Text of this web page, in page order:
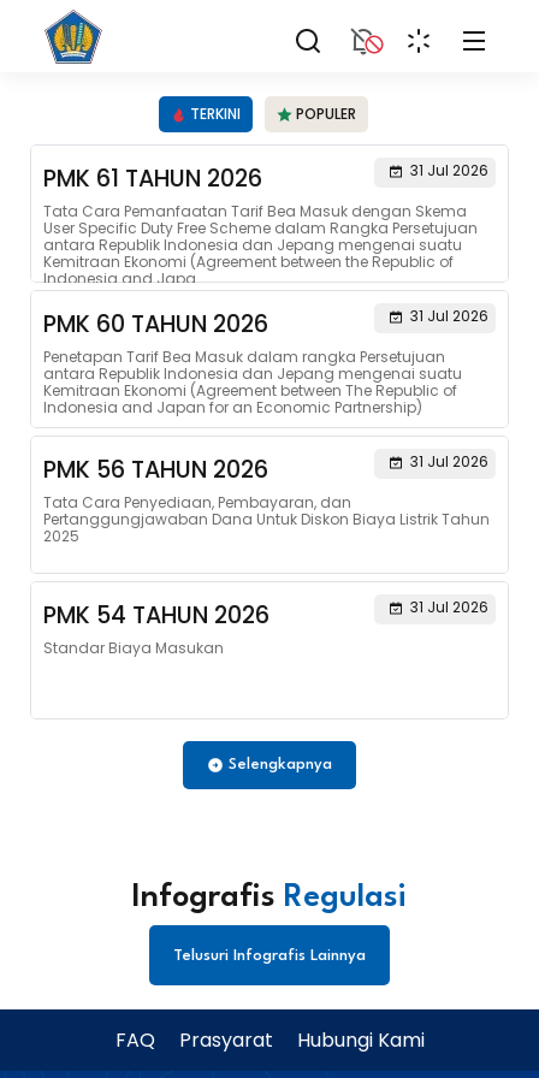
TERKINI POPULER
PMK 61 TAHUN 2026
31 Jul 2026
Tata Cara Pemanfaatan Tarif Bea Masuk dengan Skema
User Specific Duty Free Scheme dalam Rangka Persetujuan
antara Republik Indonesia dan Jepang mengenai suatu
Kemitraan Ekonomi (Agreement between the Republic of
Indonesia and Japa...
PMK 60 TAHUN 2026
31 Jul 2026
Penetapan Tarif Bea Masuk dalam rangka Persetujuan
antara Republik Indonesia dan Jepang mengenai suatu
Kemitraan Ekonomi (Agreement between The Republic of
Indonesia and Japan for an Economic Partnership)
PMK 56 TAHUN 2026
31 Jul 2026
Tata Cara Penyediaan, Pembayaran, dan
Pertanggungjawaban Dana Untuk Diskon Biaya Listrik Tahun
2025
PMK 54 TAHUN 2026
31 Jul 2026
Standar Biaya Masukan
Selengkapnya
Infografis Regulasi
Telusuri Infografis Lainnya
FAQ Prasyarat Hubungi Kami